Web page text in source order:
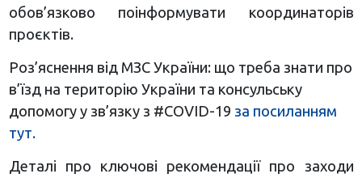
обов’язково поінформувати координаторів
проєктів.
Роз’яснення від МЗС України: що треба знати про
в’їзд на територію України та консульську
допомогу у зв’язку з #COVID-19 за посиланням
тут.
Деталі про ключові рекомендації про заходи